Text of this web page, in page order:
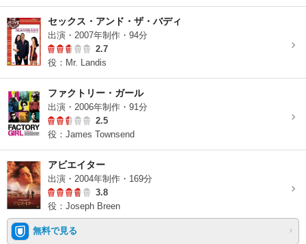
セックス・アンド・ザ・バディ
出演・2007年制作・94分
2.7
役：Mr. Landis
ファクトリー・ガール
出演・2006年制作・91分
2.5
役：James Townsend
アビエイター
出演・2004年制作・169分
3.8
役：Joseph Breen
無料で見る